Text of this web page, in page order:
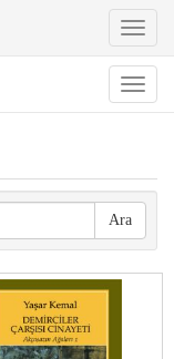
Toggle
Toggle
Ara